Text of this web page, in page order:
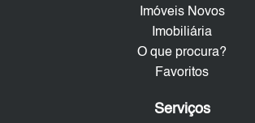
Imóveis Novos
Imobiliária
O que procura?
Favoritos
Serviços